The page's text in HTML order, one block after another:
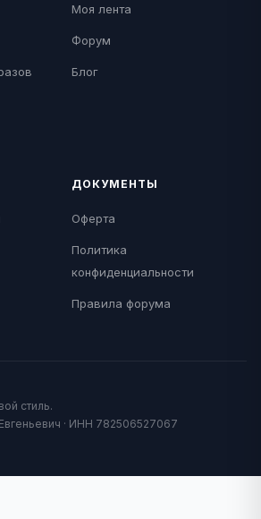
Моя лента
Форум
Блог
ДОКУМЕНТЫ
Оферта
Политика
конфиденциальности
Правила форума
стиль.
· ИНН 782506527067